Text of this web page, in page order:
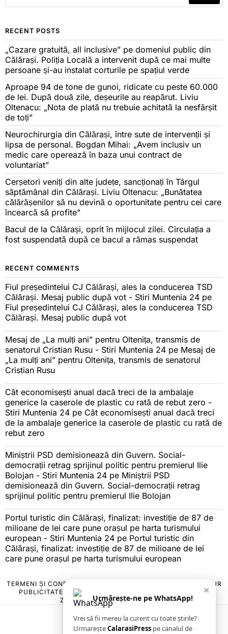
RECENT POSTS
„Cazare gratuită, all inclusive” pe domeniul public din
Călărași. Poliția Locală a intervenit după ce mai multe
persoane și-au instalat corturile pe spațiul verde
Aproape 94 de tone de gunoi, ridicate cu peste 60.000
de lei. După două zile, deșeurile au reapărut. Liviu
Oltenacu: „Nota de plată nu trebuie achitată la nesfârșit
de toți”
Neurochirurgia din Călărași, între sute de intervenții și
lipsa de personal. Bogdan Mihai: „Avem inclusiv un
medic care operează în baza unui contract de
voluntariat”
Cerșetori veniți din alte județe, sancționați în Târgul
săptămânal din Călărași. Liviu Oltenacu: „Bunătatea
călărășenilor să nu devină o oportunitate pentru cei care
încearcă să profite”
Bacul de la Călărași, oprit în mijlocul zilei. Circulația a
fost suspendată după ce bacul a rămas suspendat
RECENT COMMENTS
Fiul președintelui CJ Călărași, ales la conducerea TSD
Călărași. Mesaj public după vot - Stiri Muntenia 24 pe
Fiul președintelui CJ Călărași, ales la conducerea TSD
Călărași. Mesaj public după vot
Mesaj de „La mulți ani” pentru Oltenița, transmis de
senatorul Cristian Rusu - Stiri Muntenia 24 pe Mesaj de
„La mulți ani” pentru Oltenița, transmis de senatorul
Cristian Rusu
Cât economisești anual dacă treci de la ambalaje
generice la caserole de plastic cu rată de rebut zero -
Stiri Muntenia 24 pe Cât economisești anual dacă treci
de la ambalaje generice la caserole de plastic cu rată de
rebut zero
Miniștrii PSD demisionează din Guvern. Social-
democrații retrag sprijinul politic pentru premierul Ilie
Bolojan - Stiri Muntenia 24 pe Miniștrii PSD
demisionează din Guvern. Social-democrații retrag
sprijinul politic pentru premierul Ilie Bolojan
Portul turistic din Călărași, finalizat: investiție de 87 de
milioane de lei care pune orașul pe harta turismului
european - Stiri Muntenia 24 pe Portul turistic din
Călărași, finalizat: investiție de 87 de milioane de lei
care pune orașul pe harta turismului european
TERMENI ȘI CONDIȚII
POLITICA DE ANULARE & RETUR
PUBLICITATE ONLINE & TIPĂRITĂ
CONTACT
ZIARUL ANUNȚUL CĂLĂRĂȘEAN
×
Urmărește-ne pe WhatsApp!
Vrei să fii mereu la curent cu toate știrile?
UrmareșteCalarasiPress pe canalul de